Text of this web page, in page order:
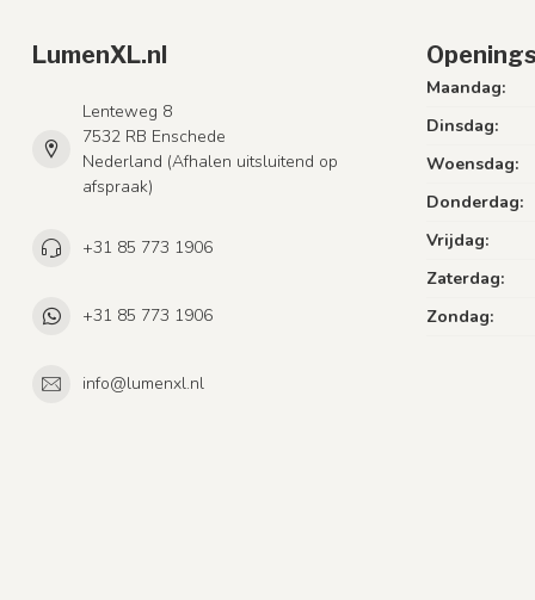
LumenXL.nl
Lenteweg 8
7532 RB Enschede
Nederland (Afhalen uitsluitend op
afspraak)
+31 85 773 1906
+31 85 773 1906
info@lumenxl.nl
Maandag:
Dinsdag:
Woensdag:
Donderdag:
Vrijdag:
Zaterdag:
Zondag: